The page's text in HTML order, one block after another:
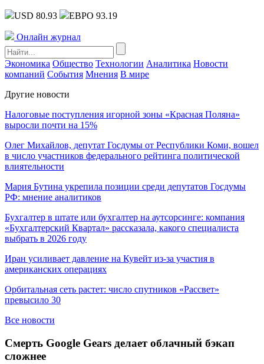
USD 80.93 ЕВРО 93.19
Онлайн журнал
Экономика Общество Технологии Аналитика Новости
компаний События Мнения В мире
Другие новости
Налоговые поступления игорной зоны «Красная Поляна»
выросли почти на 15%
Олег Михайлов, депутат Госдумы от Республики Коми, вошел
в число участников федерального рейтинга политической
влиятельности
Мария Бутина укрепила позиции среди депутатов Госдумы
РФ: мнение аналитиков
Бухгалтер в штате или бухгалтер на аутсорсинге: компания
«Бухгалтерский Квартал» рассказала, какого специалиста
выбрать в 2026 году
Иран усиливает давление на Кувейт из-за участия в
американских операциях
Орбитальная сеть растет: число спутников «Рассвет»
превысило 30
Все новости
Смерть Google Gears делает облачный бэкап
сложнее